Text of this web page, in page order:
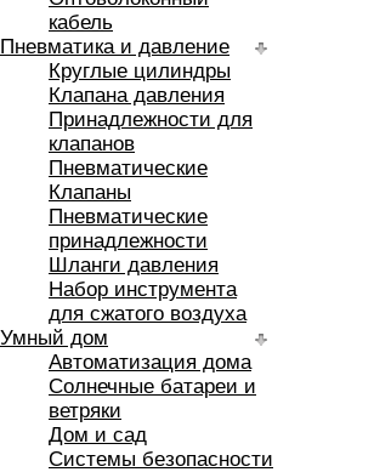
кабель
Пневматика и давление
Круглые цилиндры
Клапана давления
Принадлежности для
клапанов
Пневматические
Клапаны
Пневматические
принадлежности
Шланги давления
Набор инструмента
для сжатого воздуха
Умный дом
Автоматизация дома
Солнечные батареи и
ветряки
Дом и сад
Системы безопасности